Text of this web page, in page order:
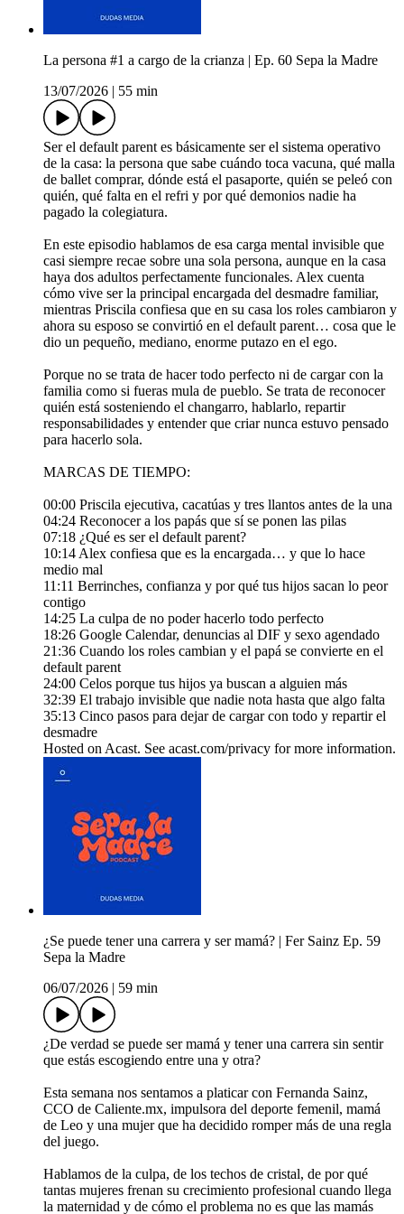
La persona #1 a cargo de la crianza | Ep. 60 Sepa la Madre
13/07/2026
55 min
Ser el default parent es básicamente ser el sistema operativo
de la casa: la persona que sabe cuándo toca vacuna, qué malla
de ballet comprar, dónde está el pasaporte, quién se peleó con
quién, qué falta en el refri y por qué demonios nadie ha
pagado la colegiatura.
En este episodio hablamos de esa carga mental invisible que
casi siempre recae sobre una sola persona, aunque en la casa
haya dos adultos perfectamente funcionales. Alex cuenta
cómo vive ser la principal encargada del desmadre familiar,
mientras Priscila confiesa que en su casa los roles cambiaron y
ahora su esposo se convirtió en el default parent… cosa que le
dio un pequeño, mediano, enorme putazo en el ego.
Porque no se trata de hacer todo perfecto ni de cargar con la
familia como si fueras mula de pueblo. Se trata de reconocer
quién está sosteniendo el changarro, hablarlo, repartir
responsabilidades y entender que criar nunca estuvo pensado
para hacerlo sola.
MARCAS DE TIEMPO:
00:00 Priscila ejecutiva, cacatúas y tres llantos antes de la una
04:24 Reconocer a los papás que sí se ponen las pilas
07:18 ¿Qué es ser el default parent?
10:14 Alex confiesa que es la encargada… y que lo hace
medio mal
11:11 Berrinches, confianza y por qué tus hijos sacan lo peor
contigo
14:25 La culpa de no poder hacerlo todo perfecto
18:26 Google Calendar, denuncias al DIF y sexo agendado
21:36 Cuando los roles cambian y el papá se convierte en el
default parent
24:00 Celos porque tus hijos ya buscan a alguien más
32:39 El trabajo invisible que nadie nota hasta que algo falta
35:13 Cinco pasos para dejar de cargar con todo y repartir el
desmadre
Hosted on Acast. See acast.com/privacy for more information.
¿Se puede tener una carrera y ser mamá? | Fer Sainz Ep. 59
Sepa la Madre
06/07/2026
59 min
¿De verdad se puede ser mamá y tener una carrera sin sentir
que estás escogiendo entre una y otra?
Esta semana nos sentamos a platicar con Fernanda Sainz,
CCO de Caliente.mx, impulsora del deporte femenil, mamá
de Leo y una mujer que ha decidido romper más de una regla
del juego.
Hablamos de la culpa, de los techos de cristal, de por qué
tantas mujeres frenan su crecimiento profesional cuando llega
la maternidad y de cómo el problema no es que las mamás